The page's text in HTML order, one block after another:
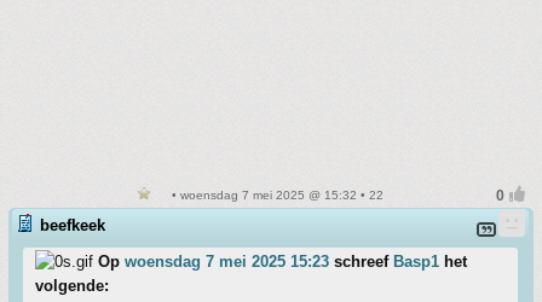
• woensdag 7 mei 2025 @ 15:32 • 22
beefkeek
Op woensdag 7 mei 2025 15:23 schreef Basp1 het
volgende: